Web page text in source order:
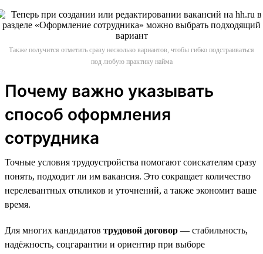
Также получится отметить сразу несколько вариантов, чтобы гибко подстраиваться
под любую практику найма
Почему важно указывать
способ оформления
сотрудника
Точные условия трудоустройства помогают соискателям сразу
понять, подходит ли им вакансия. Это сокращает количество
нерелевантных откликов и уточнений, а также экономит ваше
время.
Для многих кандидатов трудовой договор — стабильность,
надёжность, соцгарантии и ориентир при выборе